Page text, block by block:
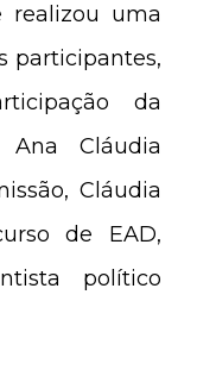
realizou uma
participantes,
da
Ana Cláudia
Cláudia
de EAD,
político